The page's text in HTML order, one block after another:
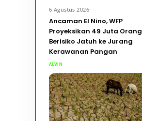
6 Agustus 2026
Ancaman El Nino, WFP
Proyeksikan 49 Juta Orang
Berisiko Jatuh ke Jurang
Kerawanan Pangan
ALVIN